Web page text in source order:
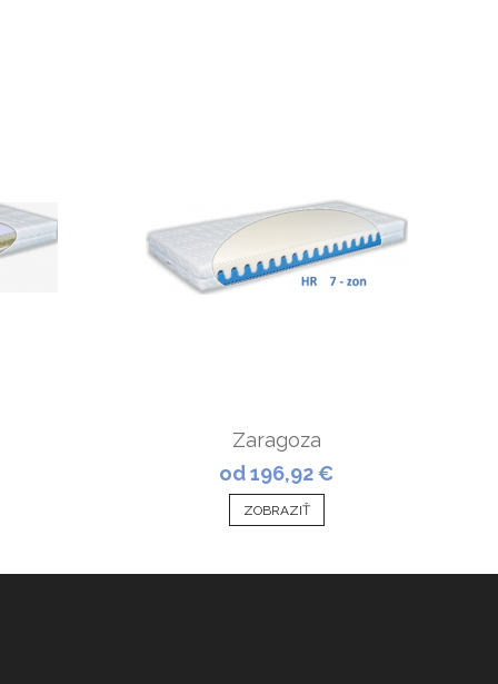
Zaragoza
od 196,92 €
ZOBRAZIŤ